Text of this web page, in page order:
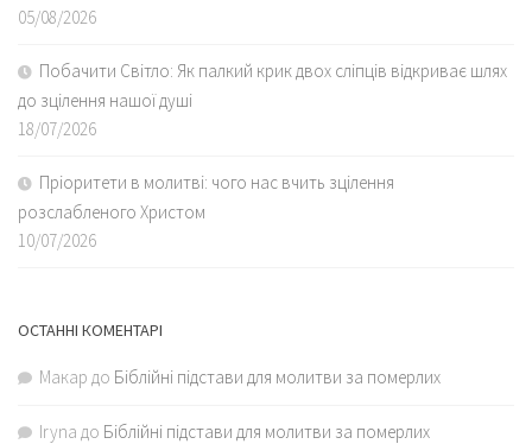
05/08/2026
Побачити Світло: Як палкий крик двох сліпців відкриває шлях
до зцілення нашої душі
18/07/2026
Пріоритети в молитві: чого нас вчить зцілення
розслабленого Христом
10/07/2026
ОСТАННІ КОМЕНТАРІ
Макар до Біблійні підстави для молитви за померлих
Iryna до Біблійні підстави для молитви за померлих